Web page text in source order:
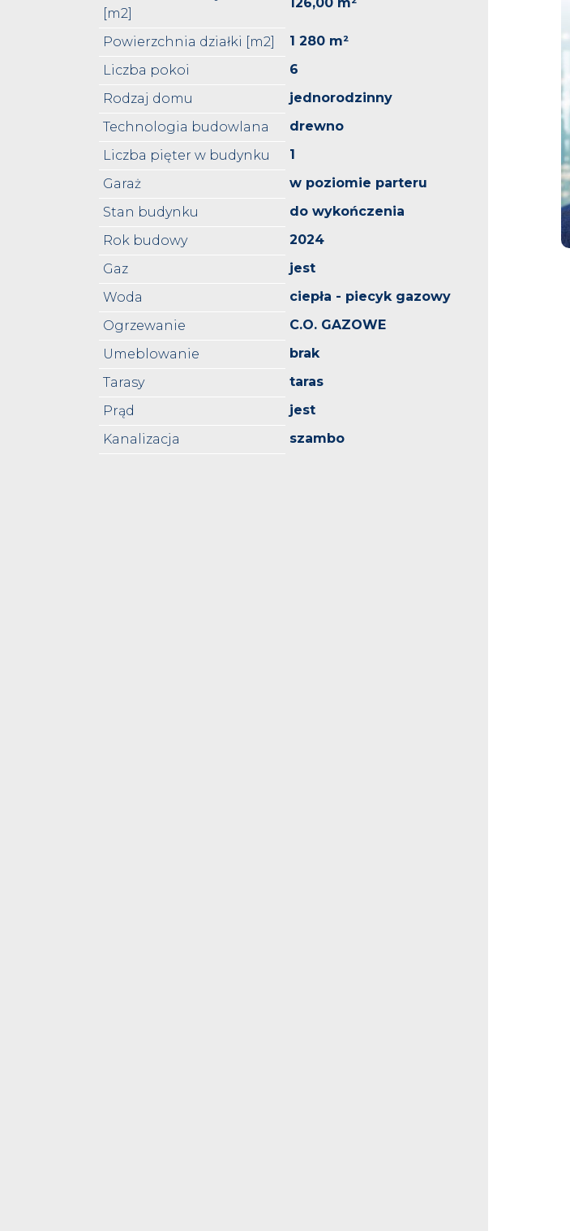
[m2]
Powierzchnia działki [m2]
1 280 m²
Liczba pokoi
6
Rodzaj domu
jednorodzinny
Technologia budowlana
drewno
Liczba pięter w budynku
1
Garaż
w poziomie parteru
Stan budynku
do wykończenia
Rok budowy
2024
Gaz
jest
Woda
ciepła - piecyk gazowy
Ogrzewanie
C.O. GAZOWE
Umeblowanie
brak
Tarasy
taras
Prąd
jest
Kanalizacja
szambo